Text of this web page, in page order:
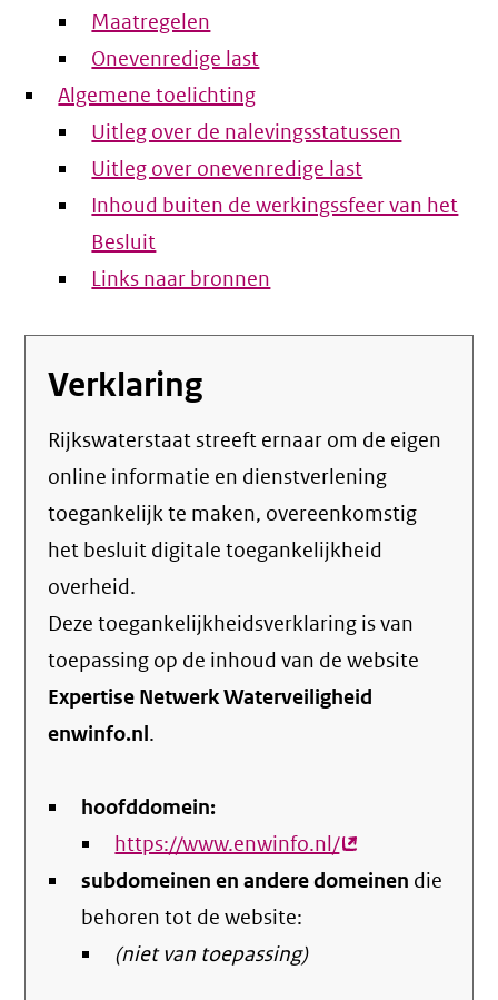
Maatregelen
Onevenredige last
Algemene toelichting
Uitleg over de nalevingsstatussen
Uitleg over onevenredige last
Inhoud buiten de werkingssfeer van het
Besluit
Links naar bronnen
Verklaring
Rijkswaterstaat streeft ernaar om de eigen
online informatie en dienstverlening
toegankelijk te maken, overeenkomstig
het besluit digitale toegankelijkheid
overheid.
Deze toegankelijkheidsverklaring is van
toepassing op de inhoud van de website
Expertise Netwerk Waterveiligheid
enwinfo.nl.
hoofddomein:
https://www.enwinfo.nl/(externe
link)
subdomeinen en andere domeinen die
behoren tot de website:
(niet van toepassing)